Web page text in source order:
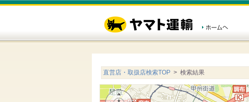
直営店・取扱店検索TOP > 検索結果